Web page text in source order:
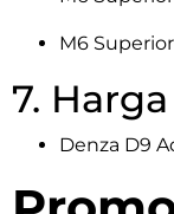
M6
7.
Denza D9